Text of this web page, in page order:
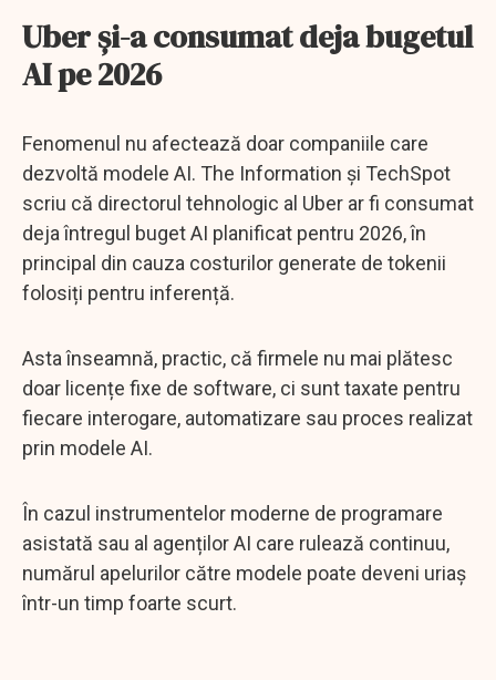
Uber și-a consumat deja bugetul
AI pe 2026
Fenomenul nu afectează doar companiile care
dezvoltă modele AI. The Information și TechSpot
scriu că directorul tehnologic al Uber ar fi consumat
deja întregul buget AI planificat pentru 2026, în
principal din cauza costurilor generate de tokenii
folosiți pentru inferență.
Asta înseamnă, practic, că firmele nu mai plătesc
doar licențe fixe de software, ci sunt taxate pentru
fiecare interogare, automatizare sau proces realizat
prin modele AI.
În cazul instrumentelor moderne de programare
asistată sau al agenților AI care rulează continuu,
numărul apelurilor către modele poate deveni uriaș
într-un timp foarte scurt.